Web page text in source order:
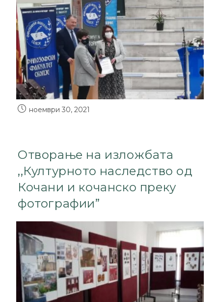
ноември 30, 2021
Отворање на изложбата
,,Културното наследство од
Кочани и кочанско преку
фотографии”